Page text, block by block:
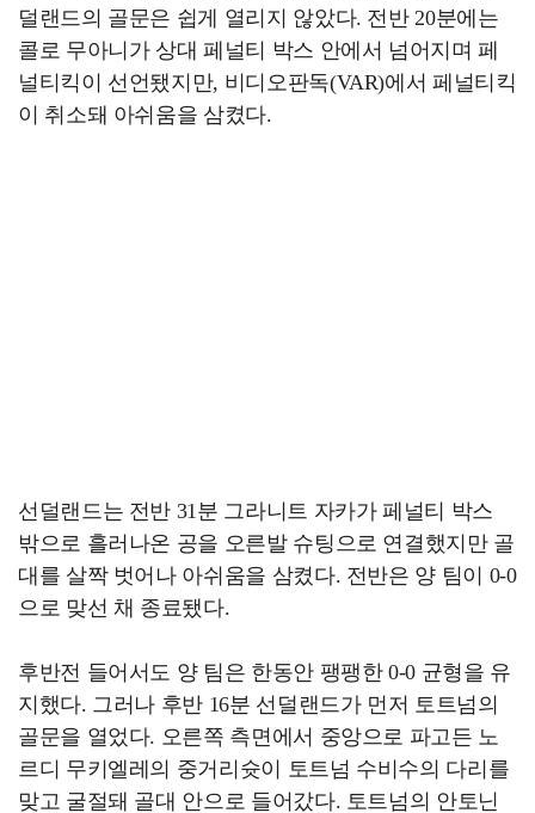
덜랜드의 골문은 쉽게 열리지 않았다. 전반 20분에는
콜로 무아니가 상대 페널티 박스 안에서 넘어지며 페
널티킥이 선언됐지만, 비디오판독(VAR)에서 페널티킥
이 취소돼 아쉬움을 삼켰다.
선덜랜드는 전반 31분 그라니트 자카가 페널티 박스
밖으로 흘러나온 공을 오른발 슈팅으로 연결했지만 골
대를 살짝 벗어나 아쉬움을 삼켰다. 전반은 양 팀이 0-0
으로 맞선 채 종료됐다.
후반전 들어서도 양 팀은 한동안 팽팽한 0-0 균형을 유
지했다. 그러나 후반 16분 선덜랜드가 먼저 토트넘의
골문을 열었다. 오른쪽 측면에서 중앙으로 파고든 노
르디 무키엘레의 중거리슛이 토트넘 수비수의 다리를
맞고 굴절돼 골대 안으로 들어갔다. 토트넘의 안토닌